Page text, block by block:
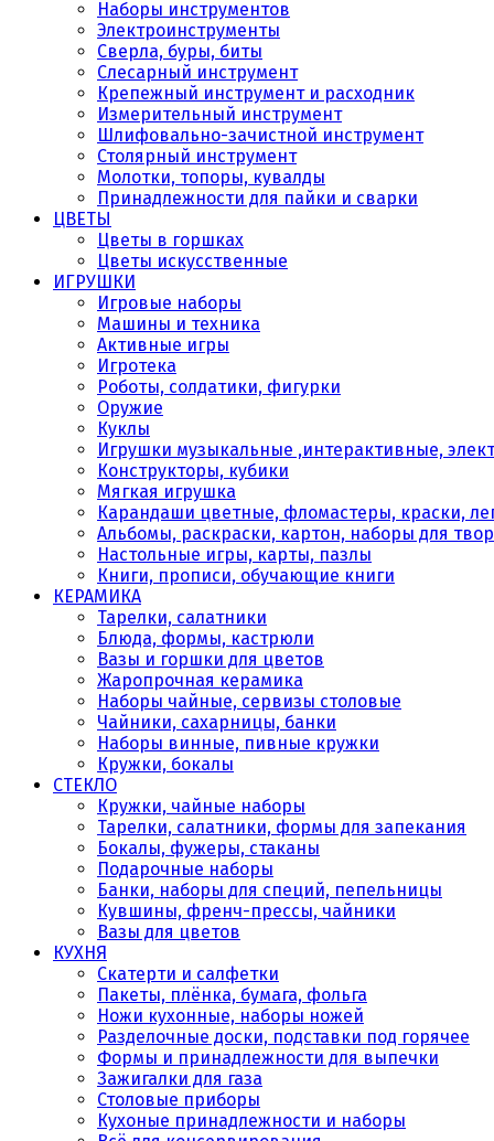
Наборы инструментов
Электроинструменты
Сверла, буры, биты
Слесарный инструмент
Крепежный инструмент и расходник
Измерительный инструмент
Шлифовально-зачистной инструмент
Столярный инструмент
Молотки, топоры, кувалды
Принадлежности для пайки и сварки
ЦВЕТЫ
Цветы в горшках
Цветы искусственные
ИГРУШКИ
Игровые наборы
Машины и техника
Активные игры
Игротека
Роботы, солдатики, фигурки
Оружие
Куклы
Игрушки музыкальные ,интерактивные,
Конструкторы, кубики
Мягкая игрушка
Карандаши цветные, фломастеры, краски,
Альбомы, раскраски, картон, наборы для
Настольные игры, карты, пазлы
Книги, прописи, обучающие книги
КЕРАМИКА
Тарелки, салатники
Блюда, формы, кастрюли
Вазы и горшки для цветов
Жаропрочная керамика
Наборы чайные, сервизы столовые
Чайники, сахарницы, банки
Наборы винные, пивные кружки
Кружки, бокалы
СТЕКЛО
Кружки, чайные наборы
Тарелки, салатники, формы для запекания
Бокалы, фужеры, стаканы
Подарочные наборы
Банки, наборы для специй, пепельницы
Кувшины, френч-прессы, чайники
Вазы для цветов
КУХНЯ
Скатерти и салфетки
Пакеты, плёнка, бумага, фольга
Ножи кухонные, наборы ножей
Разделочные доски, подставки под горячее
Формы и принадлежности для выпечки
Зажигалки для газа
Столовые приборы
Кухоные принадлежности и наборы